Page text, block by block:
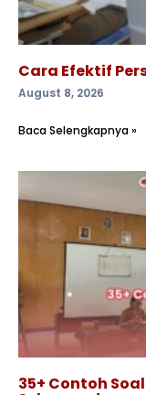
Cara Efektif
August 8, 2026
Baca Selengkapnya »
35+ Contoh